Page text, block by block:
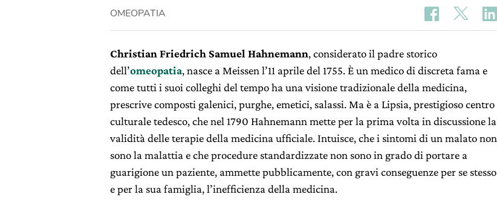
OMEOPATIA
Christian Friedrich Samuel Hahnemann, considerato il padre storico
dell’omeopatia, nasce a Meissen l’11 aprile del 1755. È un medico di discreta fama e
come tutti i suoi colleghi del tempo ha una visione tradizionale della medicina,
prescrive composti galenici, purghe, emetici, salassi. Ma è a Lipsia, prestigioso centro
culturale tedesco, che nel 1790 Hahnemann mette per la prima volta in discussione la
validità delle terapie della medicina ufficiale. Intuisce, che i sintomi di un malato non
sono la malattia e che procedure standardizzate non sono in grado di portare a
guarigione un paziente, ammette pubblicamente, con gravi conseguenze per se stesso
e per la sua famiglia, l’inefficienza della medicina.